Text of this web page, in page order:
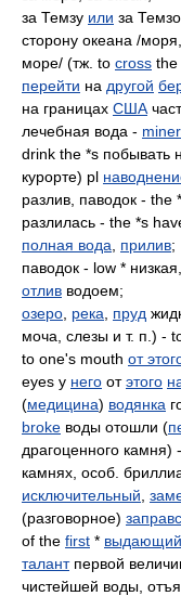
за Темзу или за
сторону океана /
море/ (тж. to cross the
перейти на другой
на границах США
лечебная вода -
drink the *s побывать
курорте) pl
разлив, паводок - the
разлилась - the *s
полная вода
прилив;
паводок - low *
отлив водоем;
озеро река пруд
моча, слезы и т. п.) -
to one's mouth от
eyes у него отэтого
(медицина) водянка
broke воды отошли (
драгоценного камня)
камнях, особ.
исключительный
(разговорное)
of the first *
талантпервой
чистейшей воды,